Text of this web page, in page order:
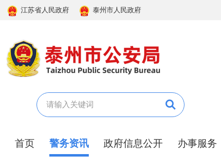
江苏省人民政府 泰州市人民政府
首页 警务资讯 政府信息公开 办事服务